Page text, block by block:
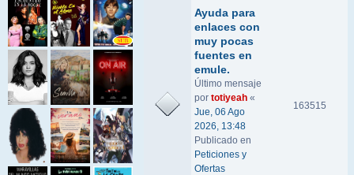
Ayuda para
enlaces con
muy pocas
fuentes en
emule.
Último mensaje
por totiyeah «
Jue, 06 Ago
2026, 13:48
Publicado en
Peticiones y
Ofertas
163515